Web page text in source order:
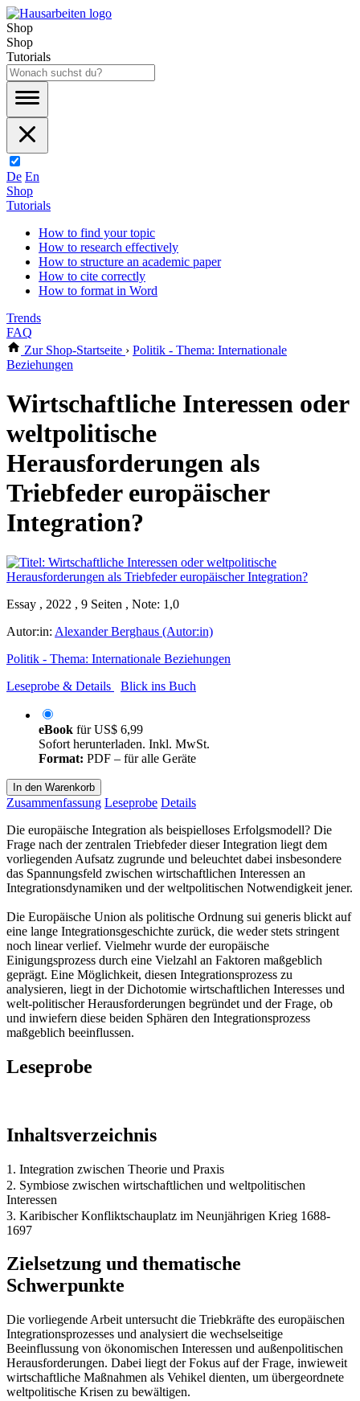
Shop
Shop
Tutorials
De En
Shop
Tutorials
How to find your topic
How to research effectively
How to structure an academic paper
How to cite correctly
How to format in Word
Trends
FAQ
Zur Shop-Startseite › Politik - Thema: Internationale
Beziehungen
Wirtschaftliche Interessen oder
weltpolitische
Herausforderungen als
Triebfeder europäischer
Integration?
Essay , 2022 , 9 Seiten , Note: 1,0
Autor:in: Alexander Berghaus (Autor:in)
Politik - Thema: Internationale Beziehungen
Leseprobe & Details
Blick ins Buch
eBook fürUS$ 6,99
Sofort herunterladen. Inkl. MwSt.
Format: PDF – für alle Geräte
In den Warenkorb
Zusammenfassung Leseprobe Details
Die europäische Integration als beispielloses Erfolgsmodell? Die
Frage nach der zentralen Triebfeder dieser Integration liegt dem
vorliegenden Aufsatz zugrunde und beleuchtet dabei insbesondere
das Spannungsfeld zwischen wirtschaftlichen Interessen an
Integrationsdynamiken und der weltpolitischen Notwendigkeit jener.
Die Europäische Union als politische Ordnung sui generis blickt auf
eine lange Integrationsgeschichte zurück, die weder stets stringent
noch linear verlief. Vielmehr wurde der europäische
Einigungsprozess durch eine Vielzahl an Faktoren maßgeblich
geprägt. Eine Möglichkeit, diesen Integrationsprozess zu
analysieren, liegt in der Dichotomie wirtschaftlichen Interesses und
welt-politischer Herausforderungen begründet und der Frage, ob
und inwiefern diese beiden Sphären den Integrationsprozess
maßgeblich beeinflussen.
Leseprobe
Inhaltsverzeichnis
1. Integration zwischen Theorie und Praxis
2. Symbiose zwischen wirtschaftlichen und weltpolitischen
Interessen
3. Karibischer Konfliktschauplatz im Neunjährigen Krieg 1688-
1697
Zielsetzung und thematische
Schwerpunkte
Die vorliegende Arbeit untersucht die Triebkräfte des europäischen
Integrationsprozesses und analysiert die wechselseitige
Beeinflussung von ökonomischen Interessen und außenpolitischen
Herausforderungen. Dabei liegt der Fokus auf der Frage, inwieweit
wirtschaftliche Maßnahmen als Vehikel dienten, um übergeordnete
weltpolitische Krisen zu bewältigen.